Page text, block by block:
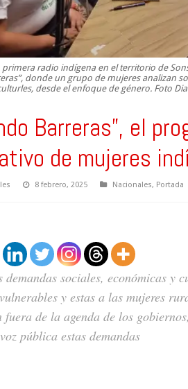
primera radio indígena en el territorio de
donde un grupo de mujeres analizan
desde el enfoque de género. Foto
Barreras”, el
de mujeres
8 febrero, 2025 Nacionales, Portada
demandas sociales, económicas y
y estas a las mujeres
fuera de la agenda de los
pública estas demandas